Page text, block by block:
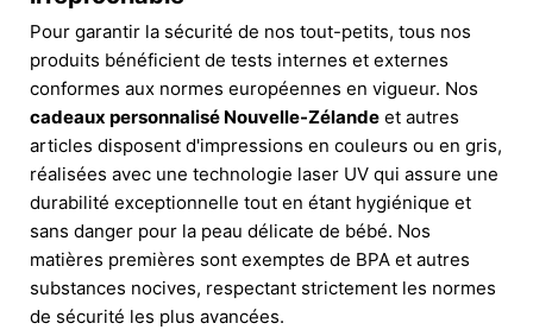
Pour garantir la sécurité de nos tout-petits, tous nos
produits bénéficient de tests internes et externes
conformes aux normes européennes en vigueur. Nos
cadeaux personnalisé Nouvelle-Zélande et autres
articles disposent d'impressions en couleurs ou en gris,
réalisées avec une technologie laser UV qui assure une
durabilité exceptionnelle tout en étant hygiénique et
sans danger pour la peau délicate de bébé. Nos
matières premières sont exemptes de BPA et autres
substances nocives, respectant strictement les normes
de sécurité les plus avancées.